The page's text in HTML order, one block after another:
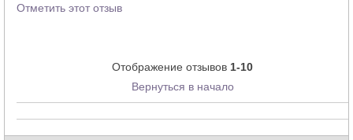
Отметить этот отзыв
Отображение отзывов 1-10
Вернуться в начало